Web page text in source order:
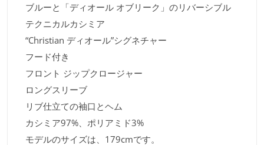
ブルーと「ディオール オブリーク」のリバーシブル
テクニカルカシミア
“Christian ディオール”シグネチャー
フード付き
フロント ジップクロージャー
ロングスリーブ
リブ仕立ての袖口とヘム
カシミア97%、ポリアミド3%
モデルのサイズは、179cmです。